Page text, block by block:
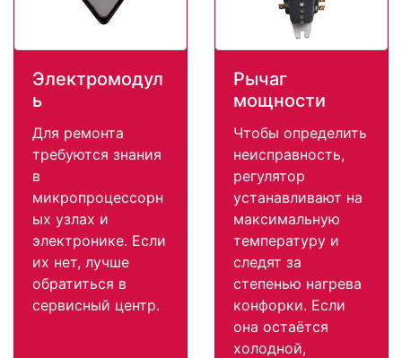
Электромодул
ь
Для ремонта
требуются знания
в
микропроцессорн
ых узлах и
электронике. Если
их нет, лучше
обратиться в
сервисный центр.
Рычаг
мощности
Чтобы определить
неисправность,
регулятор
устанавливают на
максимальную
температуру и
следят за
степенью нагрева
конфорки. Если
она остаётся
холодной,